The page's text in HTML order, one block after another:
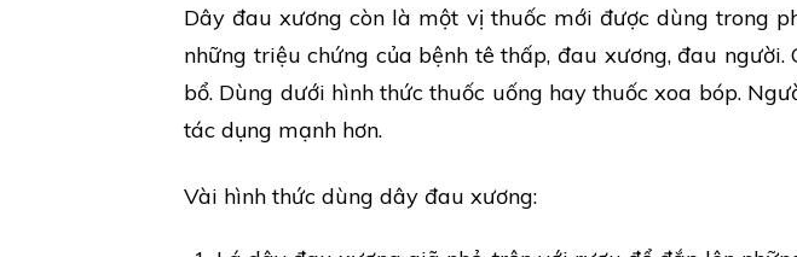
Dây đau xương còn là một vị thuốc mới được dùng trong
những triệu chứng của bệnh tê thấp, đau xương, đau người.
bổ. Dùng dưới hình thức thuốc uống hay thuốc xoa bóp.
tác dụng mạnh hơn.
Vài hình thức dùng dây đau xương: